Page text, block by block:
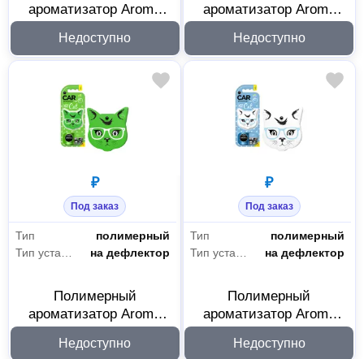
ароматизатор Aroma
92617
Недоступно
ароматизатор Aroma
92618
Недоступно
₽
Под заказ
Тип
полимерный
на дефлектор
Полимерный
ароматизатор Aroma
92570
Недоступно
₽
Под заказ
Тип
полимерный
на дефлектор
Полимерный
ароматизатор Aroma
92569
Недоступно